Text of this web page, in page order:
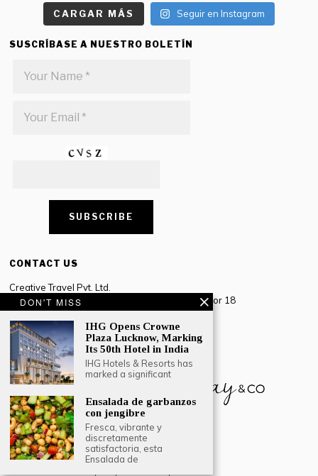
CARGAR MÁS Seguir en Instagram
SUSCRÍBASE A NUESTRO BOLETÍN
CONTACT US
Creative Travel Pvt. Ltd.
Creative Plaza, 283 Udyog Vihar Phase 2, Sector 18
Gurugram, Haryana – 122016, India
Tel: +91-124 4567777
Email:engage@southasiatraveljournal.com
© 2024 Creative Travel Blogs. Todos los
DON'T MISS
IHG Opens Crowne
Plaza Lucknow, Marking
Its 50th Hotel in India
IHG Hotels & Resorts has
marked a significant
Ensalada de garbanzos
con jengibre
Fresca, vibrante y
discretamente
satisfactoria, esta
Ensalada de